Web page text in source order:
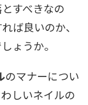
すべきなの
ば良いのか、
ょうか。
のマナーについ
しいネイルの